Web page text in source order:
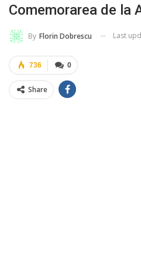
Comemorarea de la
By Florin Dobrescu Last
0
736
Share